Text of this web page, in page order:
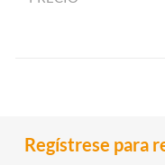
Regístrese para